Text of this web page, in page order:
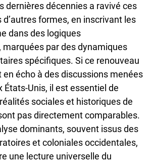
dernières décennies a ravivé ces
formes, en inscrivant les
dans des logiques
par des dynamiques
spécifiques. Si ce renouveau
en écho à des discussions menées
États-Unis, il est essentiel de
sociales et historiques de
pas directement comparables.
dominants, souvent issus des
et coloniales occidentales,
une lecture universelle du